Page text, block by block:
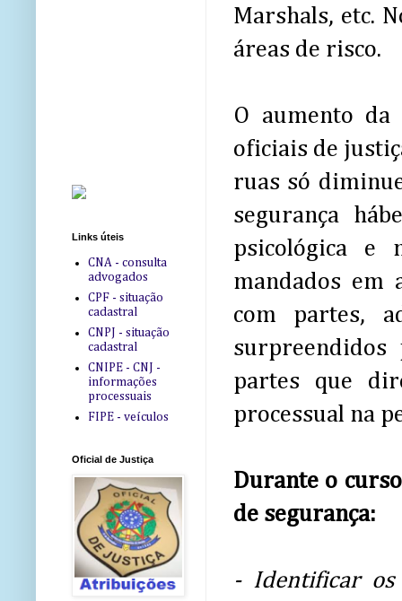
Marshals, etc.
áreas de risco.
O aumento
oficiais de
ruas só
segurança
psicológica e
mandados em
com partes,
surpreendidos
partes que
processual na
Durante o
de segurança:
- Identificar
Links úteis
CNA - consulta
advogados
CPF - situação
cadastral
CNPJ - situação
cadastral
CNIPE - CNJ -
informações
processuais
FIPE - veículos
Oficial de Justiça